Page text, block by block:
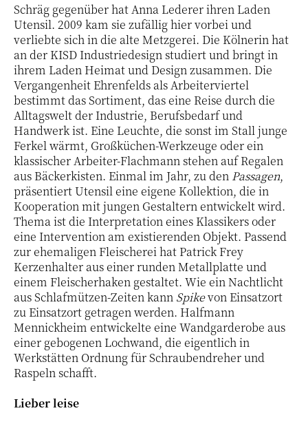
Schräg gegenüber hat Anna Lederer ihren Laden
Utensil. 2009 kam sie zufällig hier vorbei und
verliebte sich in die alte Metzgerei. Die Kölnerin hat
an der KISD Industriedesign studiert und bringt in
ihrem Laden Heimat und Design zusammen. Die
Vergangenheit Ehrenfelds als Arbeiterviertel
bestimmt das Sortiment, das eine Reise durch die
Alltagswelt der Industrie, Berufsbedarf und
Handwerk ist. Eine Leuchte, die sonst im Stall junge
Ferkel wärmt, Großküchen-Werkzeuge oder ein
klassischer Arbeiter-Flachmann stehen auf Regalen
aus Bäckerkisten. Einmal im Jahr, zu den Passagen,
präsentiert Utensil eine eigene Kollektion, die in
Kooperation mit jungen Gestaltern entwickelt wird.
Thema ist die Interpretation eines Klassikers oder
eine Intervention am existierenden Objekt. Passend
zur ehemaligen Fleischerei hat Patrick Frey
Kerzenhalter aus einer runden Metallplatte und
einem Fleischerhaken gestaltet. Wie ein Nachtlicht
aus Schlafmützen-Zeiten kann Spikevon Einsatzort
zu Einsatzort getragen werden. Halfmann
Mennickheim entwickelte eine Wandgarderobe aus
einer gebogenen Lochwand, die eigentlich in
Werkstätten Ordnung für Schraubendreher und
Raspeln schafft.
Lieber leise